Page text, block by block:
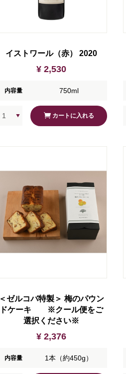
イストワール（赤） 2020
¥ 2,530
内容量 750ml
カートに入れる
＜ゼルコバ特製＞ 梅のパウン
ドケーキ ※クール便をご
選択ください※
¥ 2,376
内容量 1本（約450g）